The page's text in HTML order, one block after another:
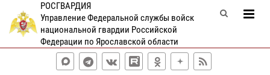
РОСГВАРДИЯ
Управление Федеральной службы войск
национальной гвардии Российской
Федерации по Ярославской области